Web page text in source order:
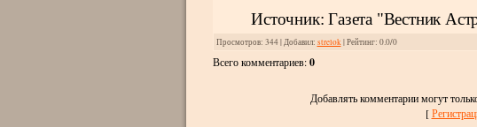
Источник: Газета "Вестник
Просмотров: 344 |Добавил: strelok|Рейтинг: 0.0/0
Всего комментариев:0
Добавлять комментарии могут
[